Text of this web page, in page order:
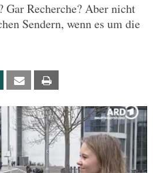
Recherche? Aber nicht
Sendern, wenn es um die
Xing Email